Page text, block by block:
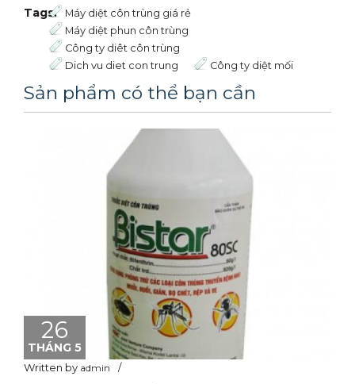
Tags: Máy diệt côn trùng giá rẻ
Máy diệt phun côn trùng
Công ty diêt côn trùng
Dich vu diet con trung
Công ty diệt mối
Sản phẩm có thể bạn cần
26
THÁNG 5
Written by admin